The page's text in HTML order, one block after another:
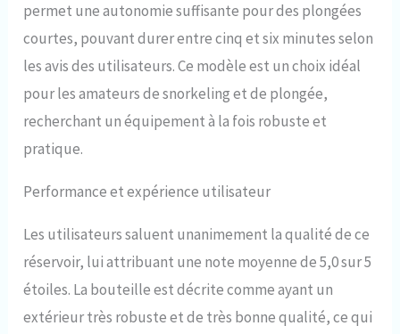
permet une autonomie suffisante pour des plongées
courtes, pouvant durer entre cinq et six minutes selon
les avis des utilisateurs. Ce modèle est un choix idéal
pour les amateurs de snorkeling et de plongée,
recherchant un équipement à la fois robuste et
pratique.
Performance et expérience utilisateur
Les utilisateurs saluent unanimement la qualité de ce
réservoir, lui attribuant une note moyenne de 5,0 sur 5
étoiles. La bouteille est décrite comme ayant un
extérieur très robuste et de très bonne qualité, ce qui